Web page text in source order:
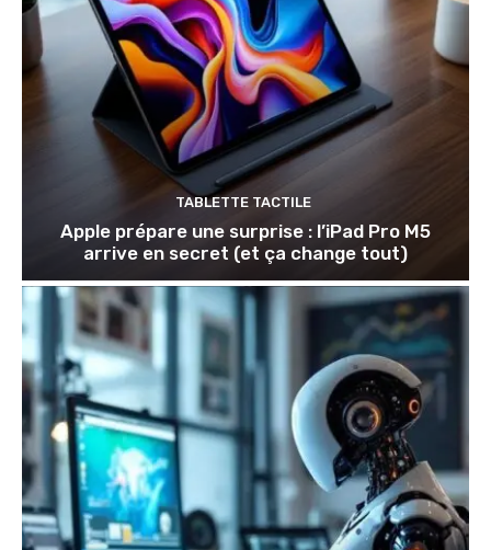
TABLETTE TACTILE
Apple prépare une surprise : l’iPad Pro M5
arrive en secret (et ça change tout)